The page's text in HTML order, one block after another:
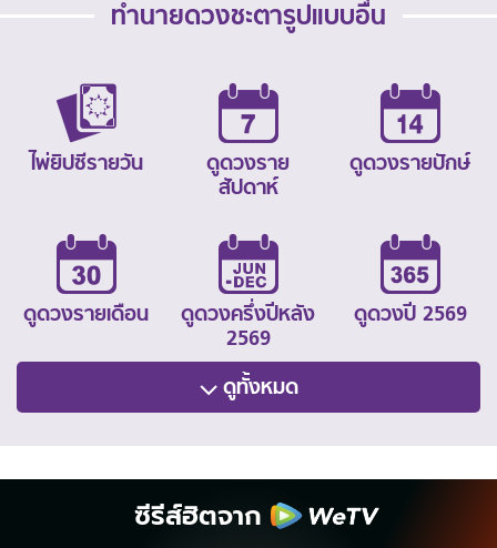
ทำนายดวงชะตารูปแบบอื่น
ไพ่ยิปซีรายวัน
ดูดวงราย
สัปดาห์
ดูดวงรายปักษ์
ดูดวงรายเดือน
ดูดวงครึ่งปีหลัง
2569
ดูดวงปี 2569
ดูทั้งหมด
ซีรีส์ฮิตจาก